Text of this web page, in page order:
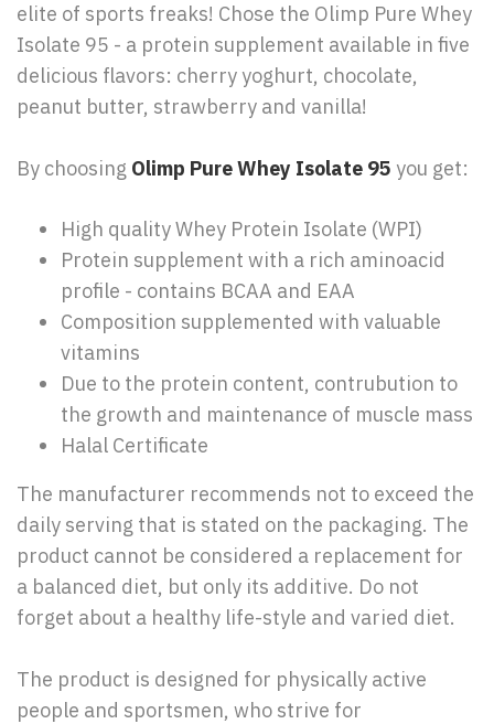
elite of sports freaks! Chose the Olimp Pure Whey
Isolate 95 - a protein supplement available in five
delicious flavors: cherry yoghurt, chocolate,
peanut butter, strawberry and vanilla!
By choosing Olimp Pure Whey Isolate 95 you get:
High quality Whey Protein Isolate (WPI)
Protein supplement with a rich aminoacid
profile - contains BCAA and EAA
Composition supplemented with valuable
vitamins
Due to the protein content, contrubution to
the growth and maintenance of muscle mass
Halal Certificate
The manufacturer recommends not to exceed the
daily serving that is stated on the packaging. The
product cannot be considered a replacement for
a balanced diet, but only its additive. Do not
forget about a healthy life-style and varied diet.
The product is designed for physically active
people and sportsmen, who strive for